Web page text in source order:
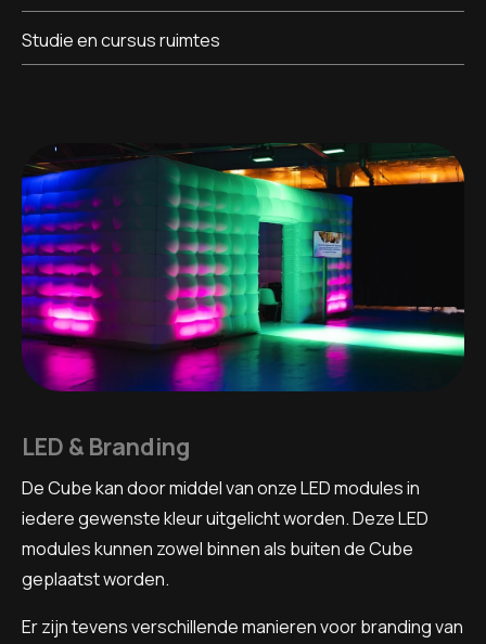
Studie en cursus ruimtes
LED & Branding
De Cube kan door middel van onze LED modules in
iedere gewenste kleur uitgelicht worden. Deze LED
modules kunnen zowel binnen als buiten de Cube
geplaatst worden.
Er zijn tevens verschillende manieren voor branding van